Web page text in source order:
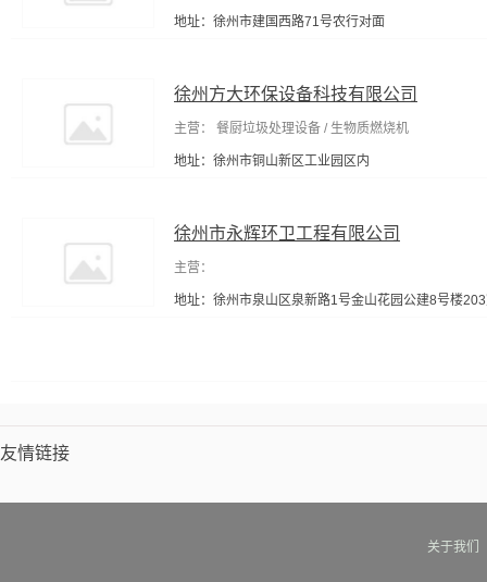
地址：徐州市建国西路71号农行对面
徐州方大环保设备科技有限公司
主营： 餐厨垃圾处理设备 / 生物质燃烧机
地址：徐州市铜山新区工业园区内
徐州市永辉环卫工程有限公司
主营：
地址：徐州市泉山区泉新路1号金山花园公建8号楼
友情链接
关于我们